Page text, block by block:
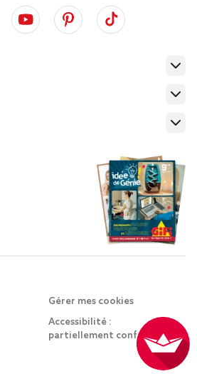
Gérer mes cookies
Accessibilité :
partiellement conforme